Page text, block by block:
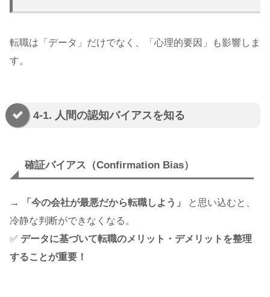
転職は「データ」だけでなく、「心理的要因」も影響しま
す。
4-1. 人間の認知バイアスを知る
確証バイアス（Confirmation Bias）
→ 「今の会社が最悪だから転職しよう」
と思い込むと、
冷静な判断ができなくなる。
✅ データに基づいて転職のメリット・デメリットを整理
することが重要！